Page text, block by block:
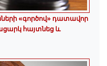
«գործով» դատավոր
հայտնեց և